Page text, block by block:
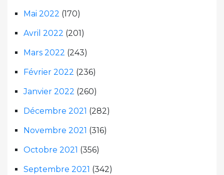
Mai 2022 (170)
Avril 2022 (201)
Mars 2022 (243)
Février 2022 (236)
Janvier 2022 (260)
Décembre 2021 (282)
Novembre 2021 (316)
Octobre 2021 (356)
Septembre 2021 (342)